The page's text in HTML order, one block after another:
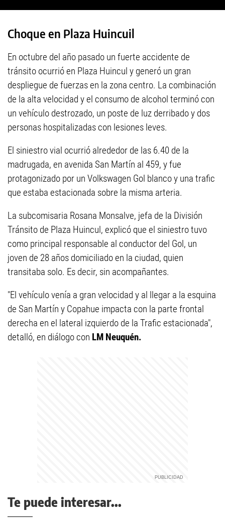
Choque en Plaza Huincuil
En octubre del año pasado un fuerte accidente de
tránsito ocurrió en Plaza Huincul y generó un gran
despliegue de fuerzas en la zona centro. La combinación
de la alta velocidad y el consumo de alcohol terminó con
un vehículo destrozado, un poste de luz derribado y dos
personas hospitalizadas con lesiones leves.
El siniestro vial ocurrió alrededor de las 6.40 de la
madrugada, en avenida San Martín al 459, y fue
protagonizado por un Volkswagen Gol blanco y una trafic
que estaba estacionada sobre la misma arteria.
La subcomisaria Rosana Monsalve, jefa de la División
Tránsito de Plaza Huincul, explicó que el siniestro tuvo
como principal responsable al conductor del Gol, un
joven de 28 años domiciliado en la ciudad, quien
transitaba solo. Es decir, sin acompañantes.
"El vehículo venía a gran velocidad y al llegar a la esquina
de San Martín y Copahue impacta con la parte frontal
derecha en el lateral izquierdo de la Trafic estacionada",
detalló, en diálogo con LM Neuquén.
Te puede interesar...